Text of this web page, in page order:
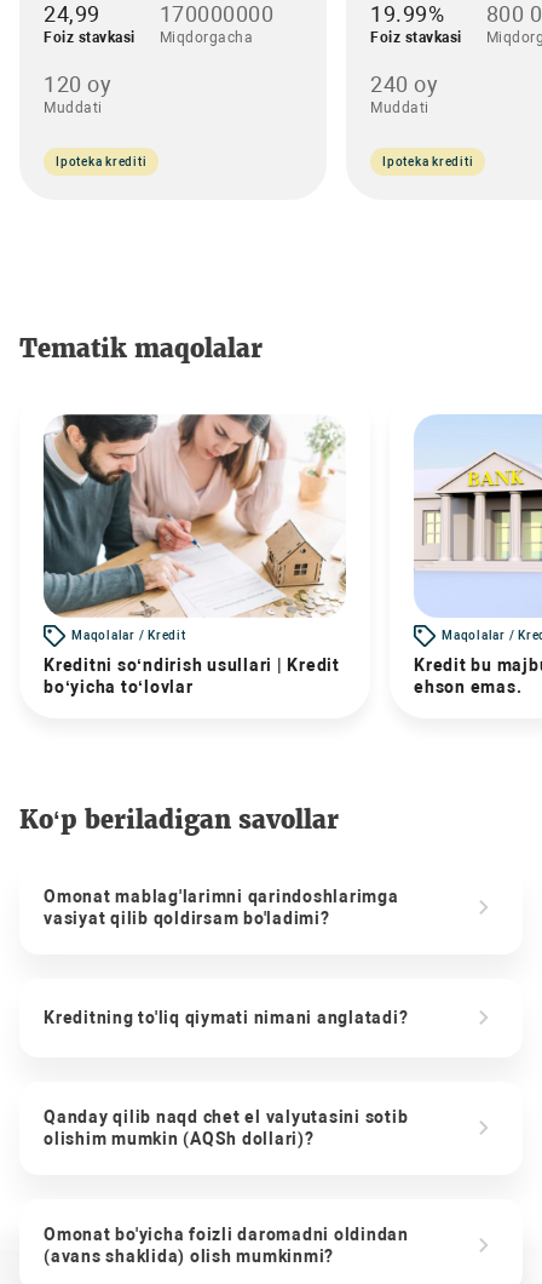
24,99
Foiz stavkasi
170000000
Miqdorgacha
120 oy
Muddati
Ipoteka krediti
19.99%
Foiz stavkasi
800
240 oy
Muddati
Ipoteka krediti
Tematik maqolalar
Maqolalar / Kredit
Kreditni so‘ndirish usullari | Kredit
bo‘yicha to‘lovlar
Maqolalar /
Kredit bu
ehson emas.
Ko‘p beriladigan savollar
Omonat mablag'larimni qarindoshlarimga
vasiyat qilib qoldirsam bo'ladimi?
Kreditning to'liq qiymati nimani anglatadi?
Qanday qilib naqd chet el valyutasini sotib
olishim mumkin (AQSh dollari)?
Omonat bo'yicha foizli daromadni oldindan
(avans shaklida) olish mumkinmi?